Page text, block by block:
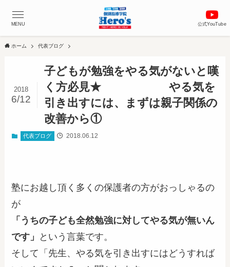
公式YouTube
MENU
ホーム 代表ブログ
子どもが勉強をやる気がないと嘆
く方必見★ やる気を
引き出すには、まずは親子関係の
改善から①
2018
6/12
代表ブログ 2018.06.12
塾にお越し頂く多くの保護者の方がおっしゃるの
が
「うちの子ども全然勉強に対してやる気が無いん
です」
という言葉です。
そして「先生、やる気を引き出すにはどうすれば